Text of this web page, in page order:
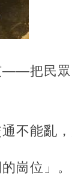
——把民
不能亂，
崗位」。